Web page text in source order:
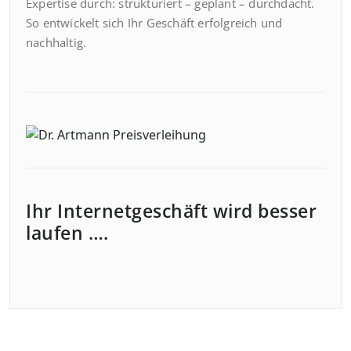
Expertise durch: strukturiert – geplant – durchdacht.
So entwickelt sich Ihr Geschäft erfolgreich und
nachhaltig.
Ihr Internetgeschäft wird besser
laufen ….